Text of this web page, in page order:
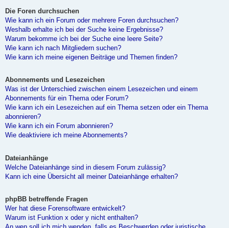
Die Foren durchsuchen
Wie kann ich ein Forum oder mehrere Foren durchsuchen?
Weshalb erhalte ich bei der Suche keine Ergebnisse?
Warum bekomme ich bei der Suche eine leere Seite?
Wie kann ich nach Mitgliedern suchen?
Wie kann ich meine eigenen Beiträge und Themen finden?
Abonnements und Lesezeichen
Was ist der Unterschied zwischen einem Lesezeichen und einem
Abonnements für ein Thema oder Forum?
Wie kann ich ein Lesezeichen auf ein Thema setzen oder ein Thema
abonnieren?
Wie kann ich ein Forum abonnieren?
Wie deaktiviere ich meine Abonnements?
Dateianhänge
Welche Dateianhänge sind in diesem Forum zulässig?
Kann ich eine Übersicht all meiner Dateianhänge erhalten?
phpBB betreffende Fragen
Wer hat diese Forensoftware entwickelt?
Warum ist Funktion x oder y nicht enthalten?